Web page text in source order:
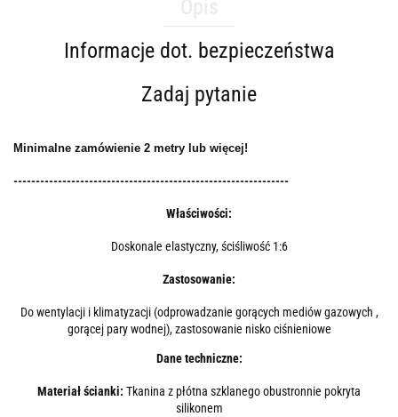
Informacje dot. bezpieczeństwa
Zadaj pytanie
Minimalne zamówienie 2 metry lub więcej!
--------------------------------------------------------------
Właściwości:
Doskonale elastyczny, ściśliwość 1:6
Zastosowanie:
Do wentylacji i klimatyzacji (odprowadzanie gorących mediów gazowych ,
gorącej pary wodnej), zastosowanie nisko ciśnieniowe
Dane techniczne:
Materiał ścianki: Tkanina z płótna szklanego obustronnie pokryta
silikonem